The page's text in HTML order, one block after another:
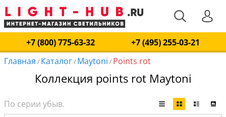
+7 (800) 775-63-32
+7 (495) 255-03-21
Главная / Каталог/ Maytoni / Points rot
Коллекция points rot Maytoni